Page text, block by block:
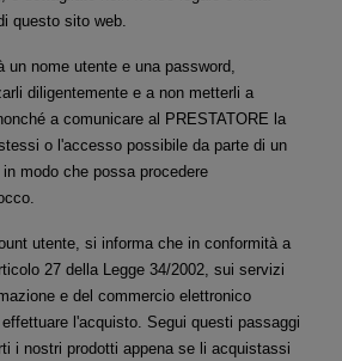
questo sito web.
un nome utente e una password,
diligentemente e a non metterli a
a comunicare al PRESTATORE la
o l'accesso possibile da parte di un
modo che possa procedere
utente, si informa che in conformità a
27 della Legge 34/2002, sui servizi
e del commercio elettronico
l'acquisto. Segui questi passaggi
i nostri prodotti appena se li acquistassi